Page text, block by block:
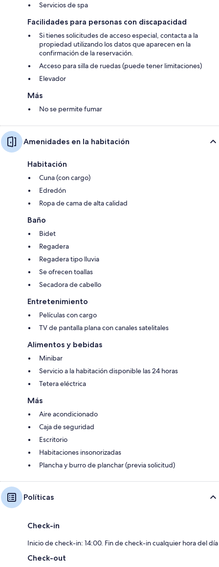
Servicios de spa
Facilidades para personas con discapacidad
Si tienes solicitudes de acceso especial, contacta a la
propiedad utilizando los datos que aparecen en la
confirmación de la reservación.
Acceso para silla de ruedas (puede tener limitaciones)
Elevador
Más
No se permite fumar
Amenidades en la habitación
Habitación
Cuna (con cargo)
Edredón
Ropa de cama de alta calidad
Baño
Bidet
Regadera
Regadera tipo lluvia
Se ofrecen toallas
Secadora de cabello
Entretenimiento
Películas con cargo
TV de pantalla plana con canales satelitales
Alimentos y bebidas
Minibar
Servicio a la habitación disponible las 24 horas
Tetera eléctrica
Más
Aire acondicionado
Caja de seguridad
Escritorio
Habitaciones insonorizadas
Plancha y burro de planchar (previa solicitud)
Políticas
Check-in
Inicio de check-in: 14:00. Fin de check-in cualquier hora del día
Check-out